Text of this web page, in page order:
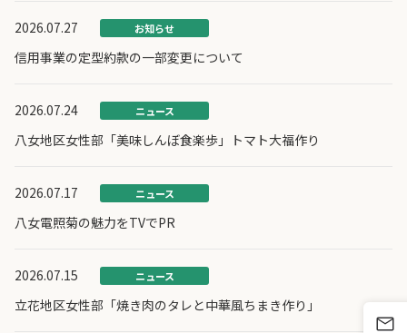
2026.07.27 お知らせ
信用事業の定型約款の一部変更について
2026.07.24 ニュース
八女地区女性部「美味しんぼ食楽歩」トマト大福作り
2026.07.17 ニュース
八女電照菊の魅力をTVでPR
2026.07.15 ニュース
立花地区女性部「焼き肉のタレと中華風ちまき作り」